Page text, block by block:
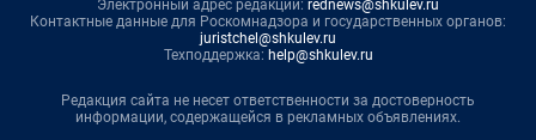
Электронный адрес редакции: rednews@shkulev.ru
Контактные данные для Роскомнадзора и государственных органов:
juristchel@shkulev.ru
Техподдержка: help@shkulev.ru
Редакция сайта не несет ответственности за достоверность
информации, содержащейся в рекламных объявлениях.